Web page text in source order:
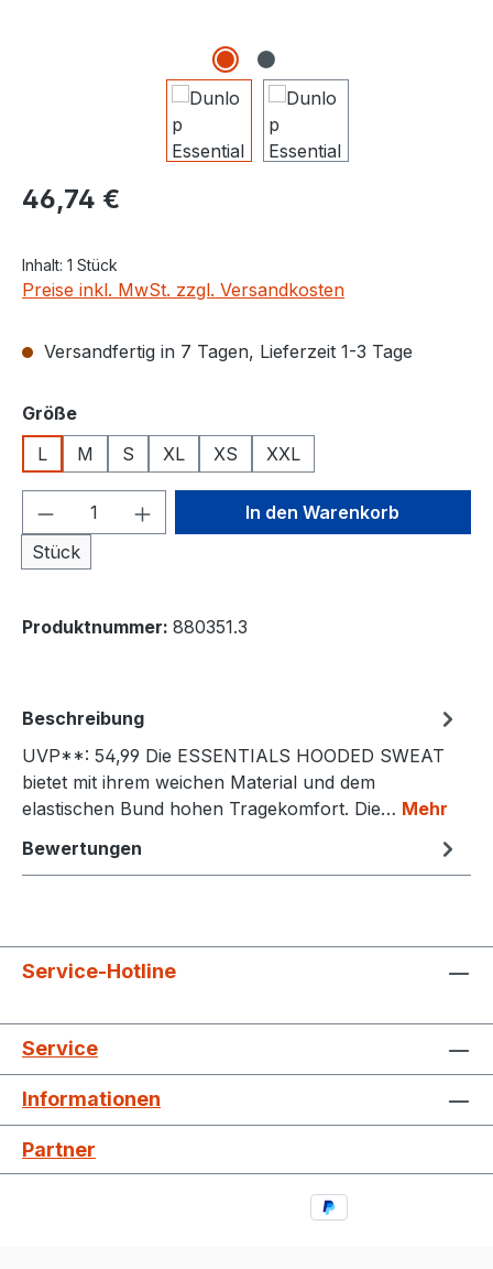
Regulärer Preis:
46,74 €
Inhalt: 1 Stück
Preise inkl. MwSt. zzgl. Versandkosten
Versandfertig in 7 Tagen, Lieferzeit 1-3 Tage
Größeauswählen
L
M S XL XS XXL
Produkt Anzahl: Gib den
Stück
In den Warenkorb
Produktnummer: 880351.3
Beschreibung
UVP**: 54,99 Die ESSENTIALS HOODED SWEAT
bietet mit ihrem weichen Material und dem
elastischen Bund hohen Tragekomfort. Die… Mehr
Bewertungen
Service-Hotline
Service
Informationen
Partner